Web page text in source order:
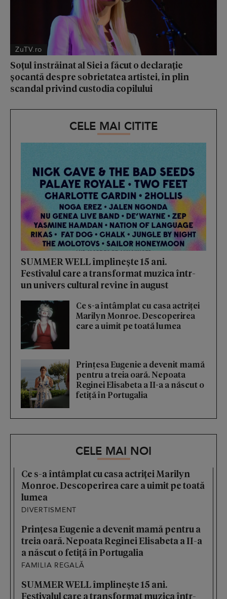
ZuTV.ro
Soțul înstrăinat al Siei a făcut o declarație
șocantă despre sobrietatea artistei, în plin
scandal privind custodia copilului
CELE MAI CITITE
SUMMER WELL împlinește 15 ani.
Festivalul care a transformat muzica într-
un univers cultural revine în august
Ce s-a întâmplat cu casa actriței
Marilyn Monroe. Descoperirea
care a uimit pe toată lumea
Prințesa Eugenie a devenit mamă
pentru a treia oară. Nepoata
Reginei Elisabeta a II-a a născut o
fetiță în Portugalia
CELE MAI NOI
Ce s-a întâmplat cu casa actriței Marilyn
Monroe. Descoperirea care a uimit pe toată
lumea
DIVERTISMENT
Prințesa Eugenie a devenit mamă pentru a
treia oară. Nepoata Reginei Elisabeta a II-a
a născut o fetiță în Portugalia
FAMILIA REGALĂ
SUMMER WELL împlinește 15 ani.
Festivalul care a transformat muzica într-